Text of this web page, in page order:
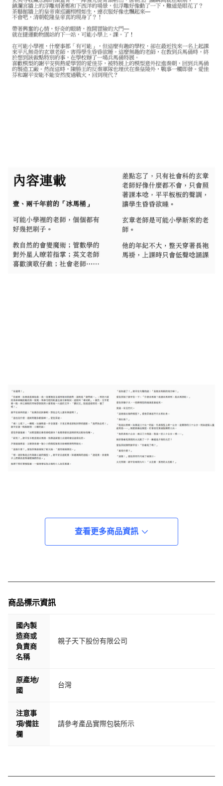
查看更多商品資訊
商品標示資訊
國內製
造商或
負責商
名稱
親子天下股份有限公司
原產地/
國
台灣
注意事
項/備註
欄
請參考產品實際包裝所示